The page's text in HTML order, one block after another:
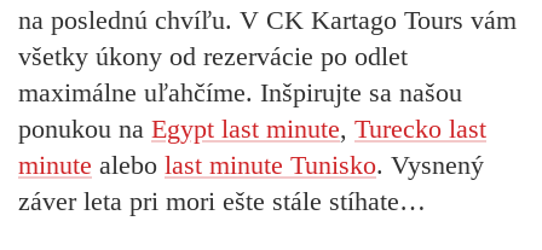
na poslednú chvíľu. V CK Kartago Tours vám
všetky úkony od rezervácie po odlet
maximálne uľahčíme. Inšpirujte sa našou
ponukou na Egypt last minute, Turecko last
minute alebo last minute Tunisko. Vysnený
záver leta pri mori ešte stále stíhate…